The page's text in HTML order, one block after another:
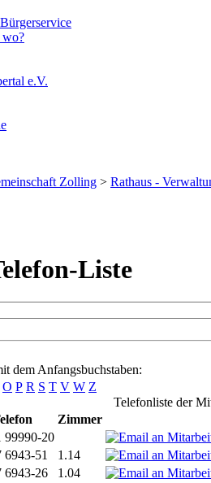
wo?
e.V.
Zolling > Rathaus -
Liste
dem Anfangsbuchstaben:
O P R S T V W Z
Telefonliste der
Zimmer
99990-20
6943-51 1.14
6943-26 1.04